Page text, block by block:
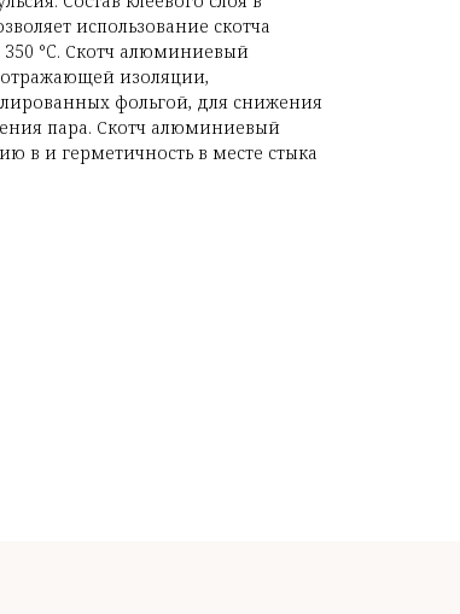
использование скотча
°C. Скотч алюминиевый
изоляции,
фольгой, для снижения
пара. Скотч алюминиевый
в и герметичность в месте стыка